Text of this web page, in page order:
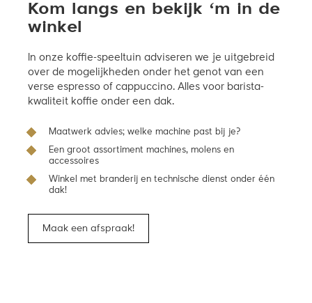
Kom langs en bekijk ‘m in de
winkel
In onze koffie-speeltuin adviseren we je uitgebreid
over de mogelijkheden onder het genot van een
verse espresso of cappuccino. Alles voor barista-
kwaliteit koffie onder een dak.
Maatwerk advies; welke machine past bij je?
Een groot assortiment machines, molens en
accessoires
Winkel met branderij en technische dienst onder één
dak!
Maak een afspraak!